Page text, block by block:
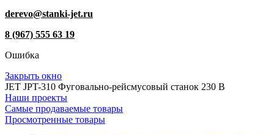
derevo@stanki-jet.ru
8 (967) 555 63 19
Ошибка
Закрыть окно
JET JPT-310 Фуговально-рейсмусовый станок 230 В
Наши проекты
Самые продаваемые товары
Просмотренные товары